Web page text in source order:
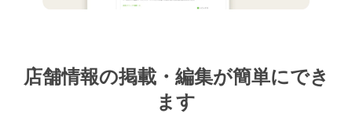
店舗情報の掲載・編集が簡単にでき
ます